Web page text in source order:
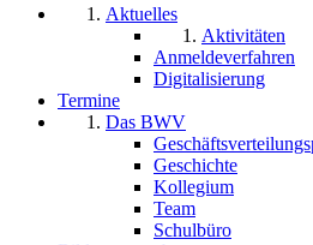
Aktuelles
Aktivitäten
Anmeldeverfahren
Digitalisierung
Termine
Das BWV
Geschichte
Kollegium
Team
Schulbüro